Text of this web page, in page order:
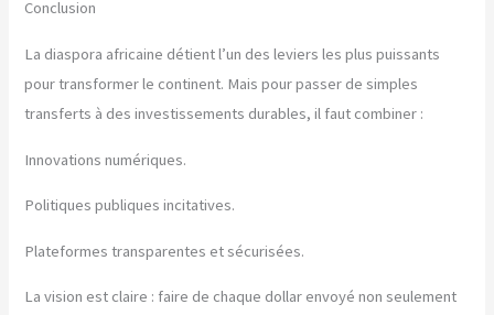
Conclusion
La diaspora africaine détient l’un des leviers les plus puissants
pour transformer le continent. Mais pour passer de simples
transferts à des investissements durables, il faut combiner :
Innovations numériques.
Politiques publiques incitatives.
Plateformes transparentes et sécurisées.
La vision est claire : faire de chaque dollar envoyé non seulement